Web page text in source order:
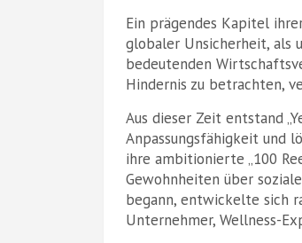
Ein prägendes Kapitel
globaler Unsicherheit, als
bedeutenden
Hindernis zu betrachten,
Aus dieser Zeit entstand
Anpassungsfähigkeit und
ihre ambitionierte „100
Gewohnheiten über
begann, entwickelte sich
Unternehmer, Wellness-